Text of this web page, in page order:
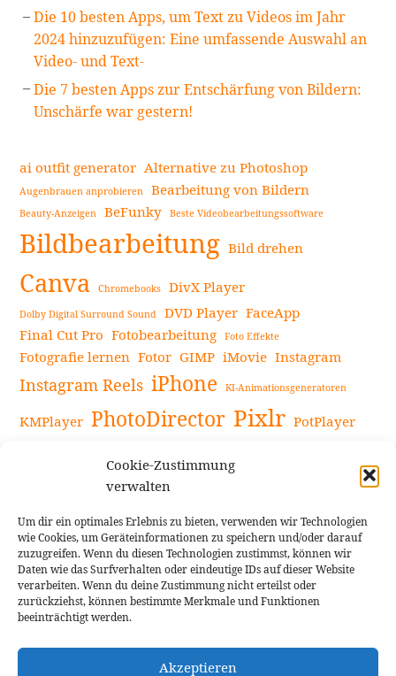
Cookie-Zustimmung
verwalten
Um dir ein optimales Erlebnis zu bieten, verwenden wir Technologien
wie Cookies, um Geräteinformationen zu speichern und/oder darauf
zuzugreifen. Wenn du diesen Technologien zustimmst, können wir
Daten wie das Surfverhalten oder eindeutige IDs auf dieser Website
verarbeiten. Wenn du deine Zustimmung nicht erteilst oder
zurückziehst, können bestimmte Merkmale und Funktionen
beeinträchtigt werden.
Akzeptieren
Die 10 besten Apps, um Text zu Videos im Jahr
2024 hinzuzufügen: Eine umfassende Auswahl an
Video- und Text-
Die 7 besten Apps zur Entschärfung von Bildern:
Unschärfe war gestern!
ai outfit generator Alternative zu Photoshop
Augenbrauen anprobieren Bearbeitung von Bildern
Beauty-Anzeigen BeFunky Beste Videobearbeitungssoftware
Bildbearbeitung Bild drehen
Canva Chromebooks DivX Player
Dolby Digital Surround Sound DVD Player FaceApp
Final Cut Pro Fotobearbeitung Foto Effekte
Fotografie lernen Fotor GIMP iMovie Instagram
Instagram Reels iPhone KI-Animationsgeneratoren
KMPlayer PhotoDirector Pixlr PotPlayer
Snapseed
Videoaufnahmen Tipps Videobearbeitung
Videoeffekte Vlogit YouTube-Kanal YouTube-Videos